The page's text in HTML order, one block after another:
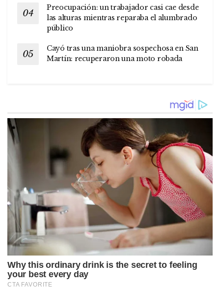
Preocupación: un trabajador casi cae desde
las alturas mientras reparaba el alumbrado
público
Cayó tras una maniobra sospechosa en San
Martín: recuperaron una moto robada